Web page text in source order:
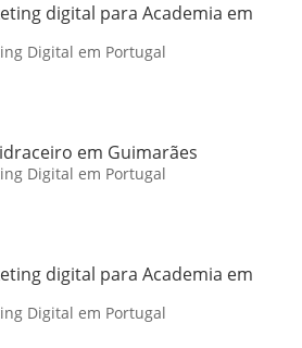
digital para Academia em
Digital em Portugal
em Guimarães
Digital em Portugal
digital para Academia em
Digital em Portugal